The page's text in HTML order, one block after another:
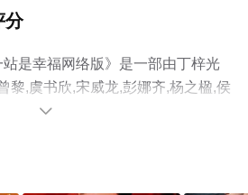
分
是幸福网络版》是一部由丁梓光
黎,虞书欣,宋威龙,彭娜齐,杨之楹,侯
,王耀庆,宋茜,周奇奇,闫文君,秦越,
欣,邹新宇,章秘蜜等演员精彩演绎
